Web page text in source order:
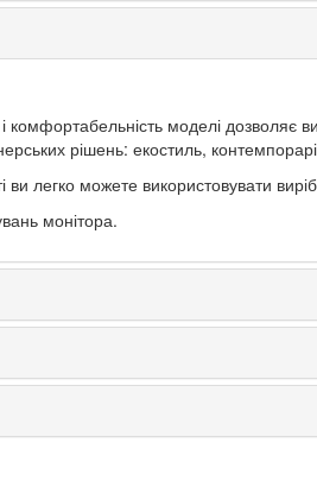
моделі
рішень: екостиль,
легко можете використовувати
монітора.